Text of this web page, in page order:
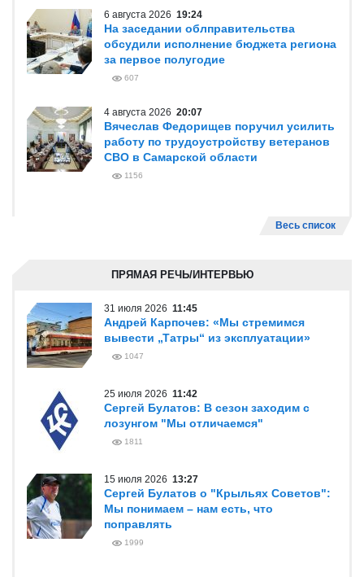
6 августа 2026 19:24
На заседании облправительства
обсудили исполнение бюджета региона
за первое полугодие
607
4 августа 2026 20:07
Вячеслав Федорищев поручил усилить
работу по трудоустройству ветеранов
СВО в Самарской области
1156
Весь список
ПРЯМАЯ РЕЧЬ/ИНТЕРВЬЮ
31 июля 2026 11:45
Андрей Карпочев: «Мы стремимся
вывести „Татры“ из эксплуатации»
1047
25 июля 2026 11:42
Сергей Булатов: В сезон заходим с
лозунгом "Мы отличаемся"
1811
15 июля 2026 13:27
Сергей Булатов о "Крыльях Советов":
Мы понимаем – нам есть, что
поправлять
1999